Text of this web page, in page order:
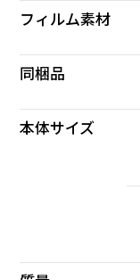
フィルム素材
同梱品
本体サイズ